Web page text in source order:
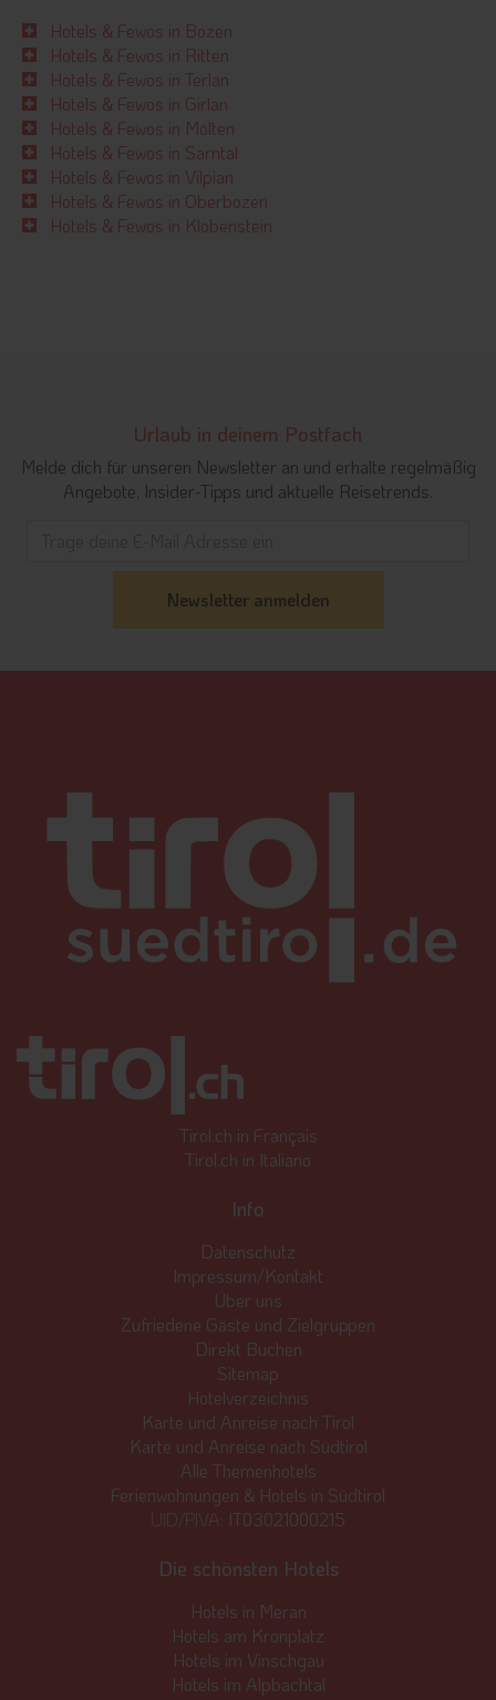
Hotels & Fewos in Bozen
Hotels & Fewos in Ritten
Hotels & Fewos in Terlan
Hotels & Fewos in Girlan
Hotels & Fewos in Mölten
Hotels & Fewos in Sarntal
Hotels & Fewos in Vilpian
Hotels & Fewos in Oberbozen
Hotels & Fewos in Klobenstein
Urlaub in deinem Postfach
Melde dich für unseren Newsletter an und erhalte regelmäßig
Angebote, Insider-Tipps und aktuelle Reisetrends.
Tirol.ch in Français
Tirol.ch in Italiano
Info
Datenschutz
Impressum/Kontakt
Über uns
Zufriedene Gäste und Zielgruppen
Direkt Buchen
Sitemap
Hotelverzeichnis
Karte und Anreise nach Tirol
Karte und Anreise nach Südtirol
Alle Themenhotels
Ferienwohnungen & Hotels in Südtirol
UID/PIVA: IT03021000215
Die schönsten Hotels
Hotels in Meran
Hotels am Kronplatz
Hotels im Vinschgau
Hotels im Alpbachtal